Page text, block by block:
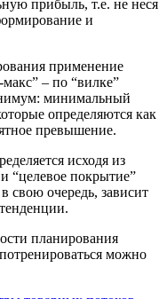
прибыль, т.е. не неся
и
применение
– по “вилке”
минимальный
определяются как
превышение.
исходя из
“целевое покрытие”
свою очередь, зависит
планирования
можно